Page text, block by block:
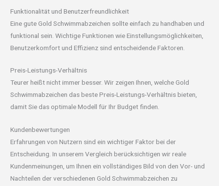
Funktionalität und Benutzerfreundlichkeit
Eine gute Gold Schwimmabzeichen sollte einfach zu handhaben und
funktional sein. Wichtige Funktionen wie Einstellungsmöglichkeiten,
Benutzerkomfort und Effizienz sind entscheidende Faktoren.
Preis-Leistungs-Verhältnis
Teurer heißt nicht immer besser. Wir zeigen Ihnen, welche Gold
Schwimmabzeichen das beste Preis-Leistungs-Verhältnis bieten,
damit Sie das optimale Modell für Ihr Budget finden.
Kundenbewertungen
Erfahrungen von Nutzern sind ein wichtiger Faktor bei der
Entscheidung. In unserem Vergleich berücksichtigen wir reale
Kundenmeinungen, um Ihnen ein vollständiges Bild von den Vor- und
Nachteilen der verschiedenen Gold Schwimmabzeichen zu